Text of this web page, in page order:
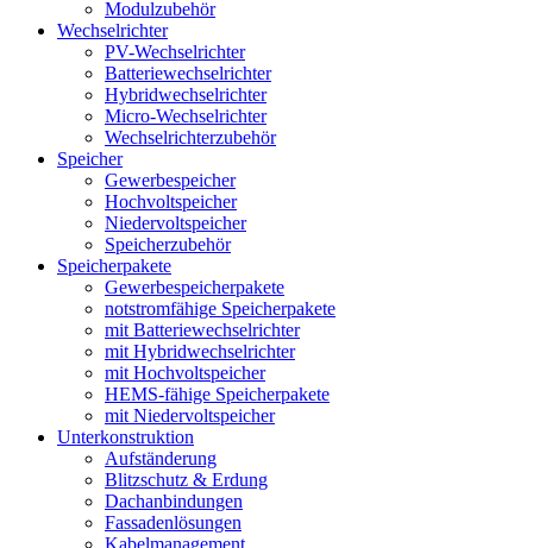
Modulzubehör
Wechselrichter
PV-Wechselrichter
Batteriewechselrichter
Hybridwechselrichter
Micro-Wechselrichter
Wechselrichterzubehör
Speicher
Gewerbespeicher
Hochvoltspeicher
Niedervoltspeicher
Speicherzubehör
Speicherpakete
Gewerbespeicherpakete
notstromfähige Speicherpakete
mit Batteriewechselrichter
mit Hybridwechselrichter
mit Hochvoltspeicher
HEMS-fähige Speicherpakete
mit Niedervoltspeicher
Unterkonstruktion
Aufständerung
Blitzschutz & Erdung
Dachanbindungen
Fassadenlösungen